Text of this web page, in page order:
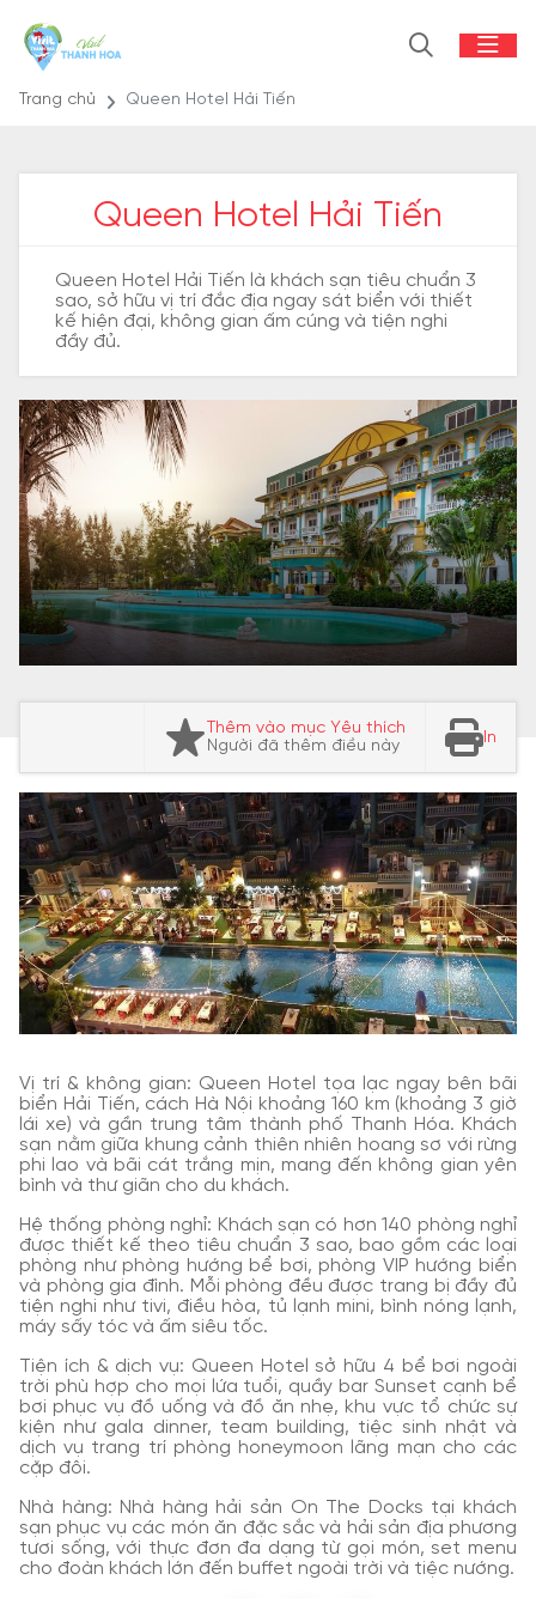
Trang chủ Queen Hotel Hải Tiến
Queen Hotel Hải Tiến
Queen Hotel Hải Tiến là khách sạn tiêu chuẩn 3
sao, sở hữu vị trí đắc địa ngay sát biển với thiết
kế hiện đại, không gian ấm cúng và tiện nghi
đầy đủ.
Thêm vào mục Yêu thích
Người đã thêm điều này
In
Vị trí & không gian: Queen Hotel tọa lạc ngay bên bãi
biển Hải Tiến, cách Hà Nội khoảng 160 km (khoảng 3 giờ
lái xe) và gần trung tâm thành phố Thanh Hóa. Khách
sạn nằm giữa khung cảnh thiên nhiên hoang sơ với rừng
phi lao và bãi cát trắng mịn, mang đến không gian yên
bình và thư giãn cho du khách.
Hệ thống phòng nghỉ: Khách sạn có hơn 140 phòng nghỉ
được thiết kế theo tiêu chuẩn 3 sao, bao gồm các loại
phòng như phòng hướng bể bơi, phòng VIP hướng biển
và phòng gia đình. Mỗi phòng đều được trang bị đầy đủ
tiện nghi như tivi, điều hòa, tủ lạnh mini, bình nóng lạnh,
máy sấy tóc và ấm siêu tốc.
Tiện ích & dịch vụ: Queen Hotel sở hữu 4 bể bơi ngoài
trời phù hợp cho mọi lứa tuổi, quầy bar Sunset cạnh bể
bơi phục vụ đồ uống và đồ ăn nhẹ, khu vực tổ chức sự
kiện như gala dinner, team building, tiệc sinh nhật và
dịch vụ trang trí phòng honeymoon lãng mạn cho các
cặp đôi.
Nhà hàng: Nhà hàng hải sản On The Docks tại khách
sạn phục vụ các món ăn đặc sắc và hải sản địa phương
tươi sống, với thực đơn đa dạng từ gọi món, set menu
cho đoàn khách lớn đến buffet ngoài trời và tiệc nướng.